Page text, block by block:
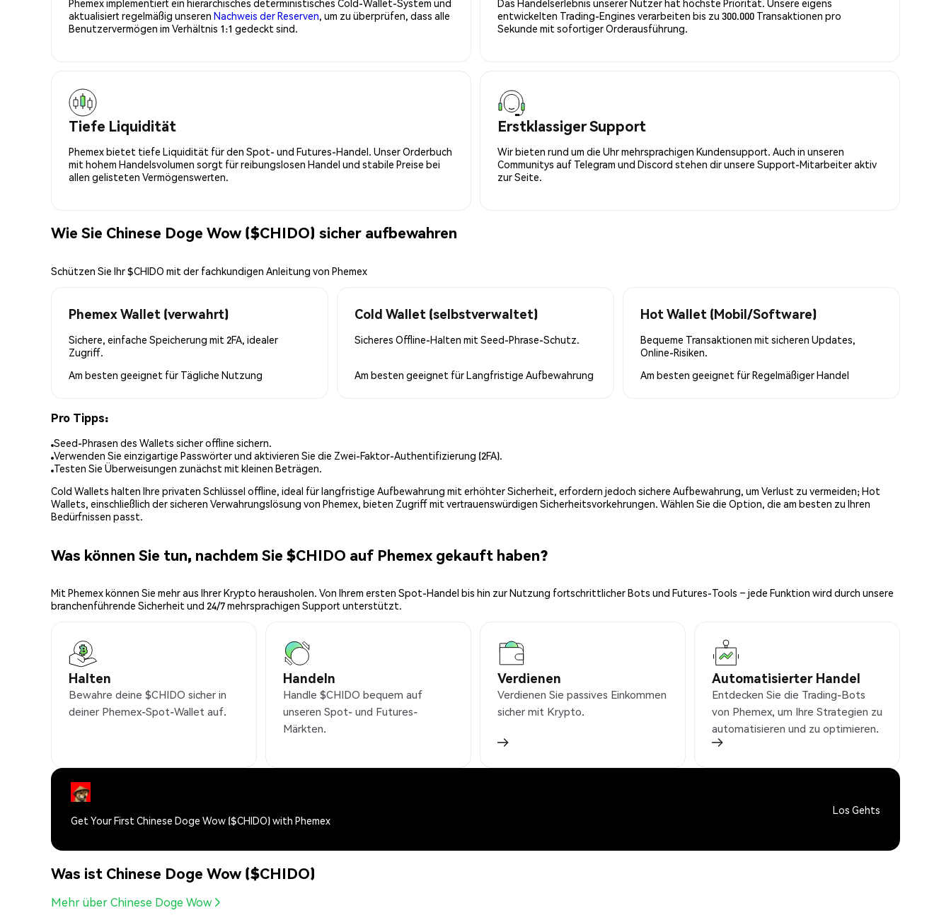
Phemex implementiert ein hierarchisches deterministisches Cold-Wallet-System und
aktualisiert regelmäßig unseren Nachweis der Reserven, um zu überprüfen, dass alle
Benutzervermögen im Verhältnis 1:1 gedeckt sind.
Das Handelserlebnis unserer Nutzer hat höchste Priorität. Unsere eigens
entwickelten Trading-Engines verarbeiten bis zu 300.000 Transaktionen pro
Sekunde mit sofortiger Orderausführung.
Tiefe Liquidität
Phemex bietet tiefe Liquidität für den Spot- und Futures-Handel. Unser Orderbuch
mit hohem Handelsvolumen sorgt für reibungslosen Handel und stabile Preise bei
allen gelisteten Vermögenswerten.
Erstklassiger Support
Wir bieten rund um die Uhr mehrsprachigen Kundensupport. Auch in unseren
Communitys auf Telegram und Discord stehen dir unsere Support-Mitarbeiter aktiv
zur Seite.
Wie Sie Chinese Doge Wow ($CHIDO) sicher aufbewahren
Schützen Sie Ihr $CHIDO mit der fachkundigen Anleitung von Phemex
Phemex Wallet (verwahrt)
Sichere, einfache Speicherung mit 2FA, idealer
Zugriff.
Am besten geeignet für Tägliche Nutzung
Cold Wallet (selbstverwaltet)
Sicheres Offline-Halten mit Seed-Phrase-Schutz.
Am besten geeignet fürLangfristige Aufbewahrung
Hot Wallet (Mobil/Software)
Bequeme Transaktionen mit sicheren Updates,
Online-Risiken.
Am besten geeignet fürRegelmäßiger Handel
Pro Tipps:
Seed-Phrasen des Wallets sicher offline sichern.
Verwenden Sie einzigartige Passwörter und aktivieren Sie die Zwei-Faktor-Authentifizierung (2FA).
Testen Sie Überweisungen zunächst mit kleinen Beträgen.
Cold Wallets halten Ihre privaten Schlüssel offline, ideal für langfristige Aufbewahrung mit erhöhter Sicherheit, erfordern jedoch sichere Aufbewahrung, um Verlust zu vermeiden; Hot
Wallets, einschließlich der sicheren Verwahrungslösung von Phemex, bieten Zugriff mit vertrauenswürdigen Sicherheitsvorkehrungen. Wählen Sie die Option, die am besten zu Ihren
Bedürfnissen passt.
Was können Sie tun, nachdem Sie $CHIDO auf Phemex gekauft haben?
Mit Phemex können Sie mehr aus Ihrer Krypto herausholen. Von Ihrem ersten Spot-Handel bis hin zur Nutzung fortschrittlicher Bots und Futures-Tools – jede Funktion wird durch unsere
branchenführende Sicherheit und 24/7 mehrsprachigen Support unterstützt.
Halten
Bewahre deine $CHIDO sicher in
deiner Phemex-Spot-Wallet auf.
Handeln
Handle $CHIDO bequem auf
unseren Spot- und Futures-
Märkten.
Verdienen
Verdienen Sie passives Einkommen
sicher mit Krypto.
Automatisierter Handel
Entdecken Sie die Trading-Bots
von Phemex, um Ihre Strategien zu
automatisieren und zu optimieren.
Get Your First Chinese Doge Wow ($CHIDO) with Phemex
Los Gehts
Was ist Chinese Doge Wow ($CHIDO)
Mehr über Chinese Doge Wow